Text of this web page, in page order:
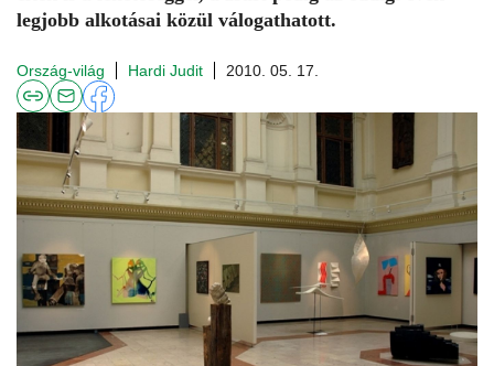
legjobb alkotásai közül válogathatott.
Ország-világ Hardi Judit 2010. 05. 17.